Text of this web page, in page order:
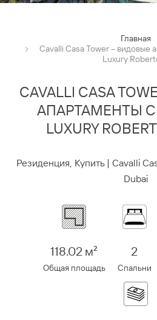
Главная
Cavalli Casa Tower – видовые
Luxury
CAVALLI CASA
АПАРТАМЕНТЫ
LUXURY
Резиденция, Купить | Cavalli
Dubai
118.02 м²
Общая площадь
2
Спальни